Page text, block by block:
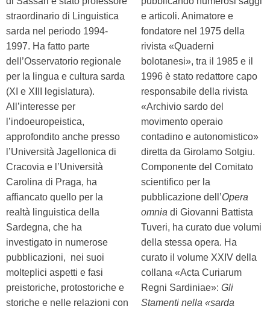
straordinario di Linguistica
sarda nel periodo 1994-
1997. Ha fatto parte
dell’Osservatorio regionale
per la lingua e cultura sarda
(XI e XIII legislatura).
All’interesse per
l’indoeuropeistica,
approfondito anche presso
l’Università Jagellonica di
Cracovia e l’Università
Carolina di Praga, ha
affiancato quello per la
realtà linguistica della
Sardegna, che ha
investigato in numerose
pubblicazioni, nei suoi
molteplici aspetti e fasi
preistoriche, protostoriche e
storiche e nelle relazioni con
e articoli. Animatore e
fondatore nel 1975 della
rivista «Quaderni
bolotanesi», tra il 1985 e il
1996 è stato redattore capo
responsabile della rivista
«Archivio sardo del
movimento operaio
contadino e autonomistico»
diretta da Girolamo Sotgiu.
Componente del Comitato
scientifico per la
pubblicazione dell’Opera
omnia di Giovanni Battista
Tuveri, ha curato due volumi
della stessa opera. Ha
curato il volume XXIV della
collana «Acta Curiarum
Regni Sardiniae»: Gli
Stamenti nella «sarda